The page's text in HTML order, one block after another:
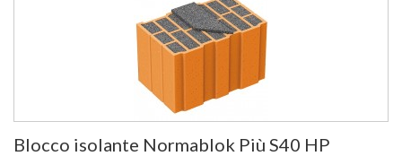
Blocco isolante Normablok Più S40 HP